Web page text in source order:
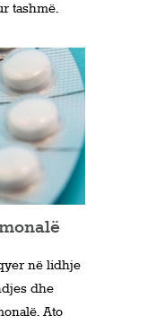
tashmë.
në lidhje
dhe
Ato